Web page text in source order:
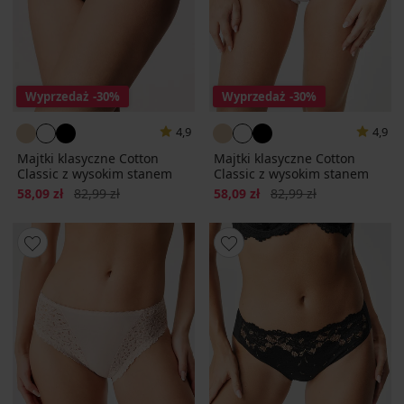
Wyprzedaż -30%
4,9
Majtki klasyczne Cotton
Classic z wysokim stanem
Zniżka
58,09 zł Pierwotna cena
82,99 zł
Wyprzedaż -30%
4,9
Majtki klasyczne Cotton
Classic z wysokim stanem
Zniżka
58,09 zł Pierwotna cena
82,99 zł